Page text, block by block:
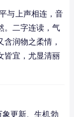
与上声相连，音
。二字连读，气
润物之柔情，
皆宜，尤显清丽
象更新、生机勃